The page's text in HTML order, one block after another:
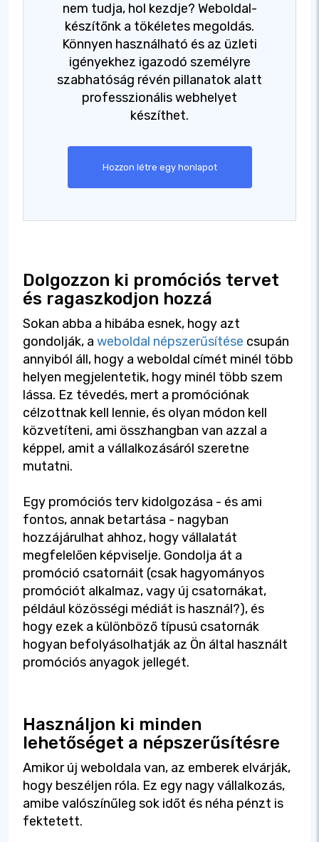
nem tudja, hol kezdje? Weboldal-
készítőnk a tökéletes megoldás.
Könnyen használható és az üzleti
igényekhez igazodó személyre
szabhatóság révén pillanatok alatt
professzionális webhelyet
készíthet.
Hozzon létre egy honlapot
Dolgozzon ki promóciós tervet
és ragaszkodjon hozzá
Sokan abba a hibába esnek, hogy azt
gondolják, a weboldal népszerűsítése csupán
annyiból áll, hogy a weboldal címét minél több
helyen megjelentetik, hogy minél több szem
lássa. Ez tévedés, mert a promóciónak
célzottnak kell lennie, és olyan módon kell
közvetíteni, ami összhangban van azzal a
képpel, amit a vállalkozásáról szeretne
mutatni.
Egy promóciós terv kidolgozása - és ami
fontos, annak betartása - nagyban
hozzájárulhat ahhoz, hogy vállalatát
megfelelően képviselje. Gondolja át a
promóció csatornáit (csak hagyományos
promóciót alkalmaz, vagy új csatornákat,
például közösségi médiát is használ?), és
hogy ezek a különböző típusú csatornák
hogyan befolyásolhatják az Ön által használt
promóciós anyagok jellegét.
Használjon ki minden
lehetőséget a népszerűsítésre
Amikor új weboldala van, az emberek elvárják,
hogy beszéljen róla. Ez egy nagy vállalkozás,
amibe valószínűleg sok időt és néha pénzt is
fektetett.